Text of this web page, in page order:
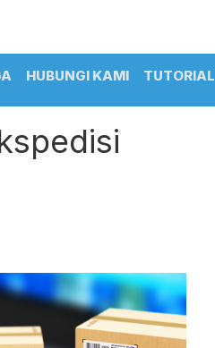
HUBUNGI KAMI TUTORIAL